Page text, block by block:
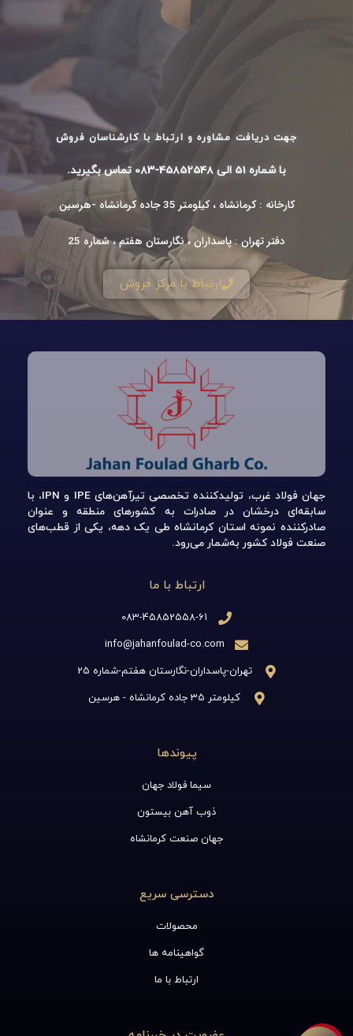
جهت دریافت مشاوره و ارتباط با کارشناسان فروش
با شماره 51 الی 45852548-083 تماس بگیرید.
کارخانه : کرمانشاه ، کیلومتر 35 جاده کرمانشاه -هرسین
دفتر تهران : پاسداران ، نگارستان هفتم ، شماره 25
ارتباط با مرکز فروش
جهان فولاد غرب، تولیدکننده تخصصی تیرآهن‌های IPE و IPN، با
سابقه‌ای درخشان در صادرات به کشورهای منطقه و عنوان
صادرکننده نمونه استان کرمانشاه طی یک دهه، یکی از قطب‌های
صنعت فولاد کشور به‌شمار می‌رود.
ارتباط با ما
083-45852558-61
info@jahanfoulad-co.com
تهران-پاسداران-نگارستان هفتم-شماره 25
کیلومتر 35 جاده کرمانشاه - هرسین
پیوندها
سیما فولاد جهان
ذوب آهن بیستون
جهان صنعت کرمانشاه
دسترسی سریع
محصولات
گواهینامه ها
ارتباط با ما